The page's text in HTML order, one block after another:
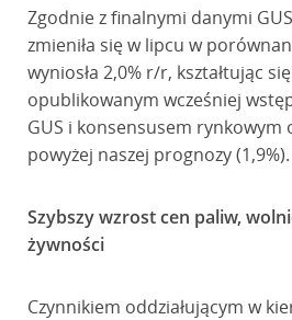
Zgodnie z finalnymi danymi
zmieniła się w lipcu w
wyniosła 2,0% r/r, kształtując
opublikowanym wcześniej
GUS i konsensusem rynkowym
powyżej naszej prognozy (1,9%).
Szybszy wzrost cen paliw,
żywności
Czynnikiem oddziałującym w